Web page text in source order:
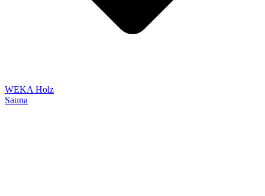
WEKA Holz
Sauna